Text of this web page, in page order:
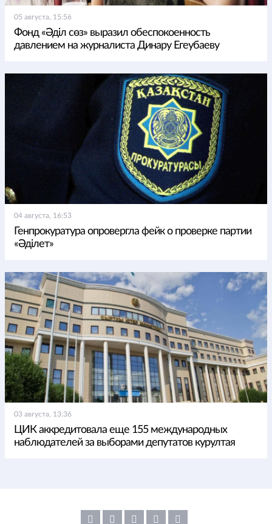
05 августа, 15:56
Фонд «Әділ сөз» выразил обеспокоенность
давлением на журналиста Динару Егеубаеву
04 августа, 16:53
Генпрокуратура опровергла фейк о проверке партии
«Әділет»
03 августа, 13:36
ЦИК аккредитовала еще 155 международных
наблюдателей за выборами депутатов курултая